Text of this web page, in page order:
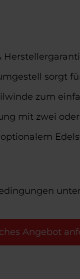
sorgt
zum
mit zwei
Angebot